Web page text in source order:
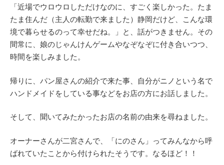
「近場でウロウロしただけなのに、すごく楽しかった。たま
たま住んだ（主人の転勤で来ました）静岡だけど、こんな環
境で暮らせるのって幸せだね。」と、話がつきません。その
間常に、娘のじゃんけんゲームやなぞなぞに付き合いつつ、
時間を楽しみました。
帰りに、パン屋さんの紹介で来た事、自分がニノという名で
ハンドメイドをしている事などをお店の方にお話しました。
そして、聞いてみたかったお店の名前の由来を尋ねました。
オーナーさんが二宮さんで、「にのさん」ってみんなから呼
ばれていたことから付けられたそうです。なるほど！！